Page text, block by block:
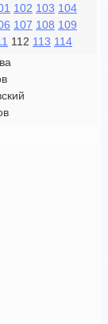
102 103 104
107 108 109
112 113 114